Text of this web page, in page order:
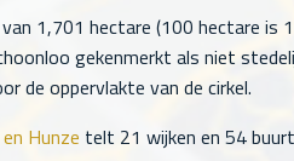
1,701 hectare (100 hectare is
gekenmerkt als niet
de oppervlakte van de cirkel.
Hunze telt 21 wijken en 54